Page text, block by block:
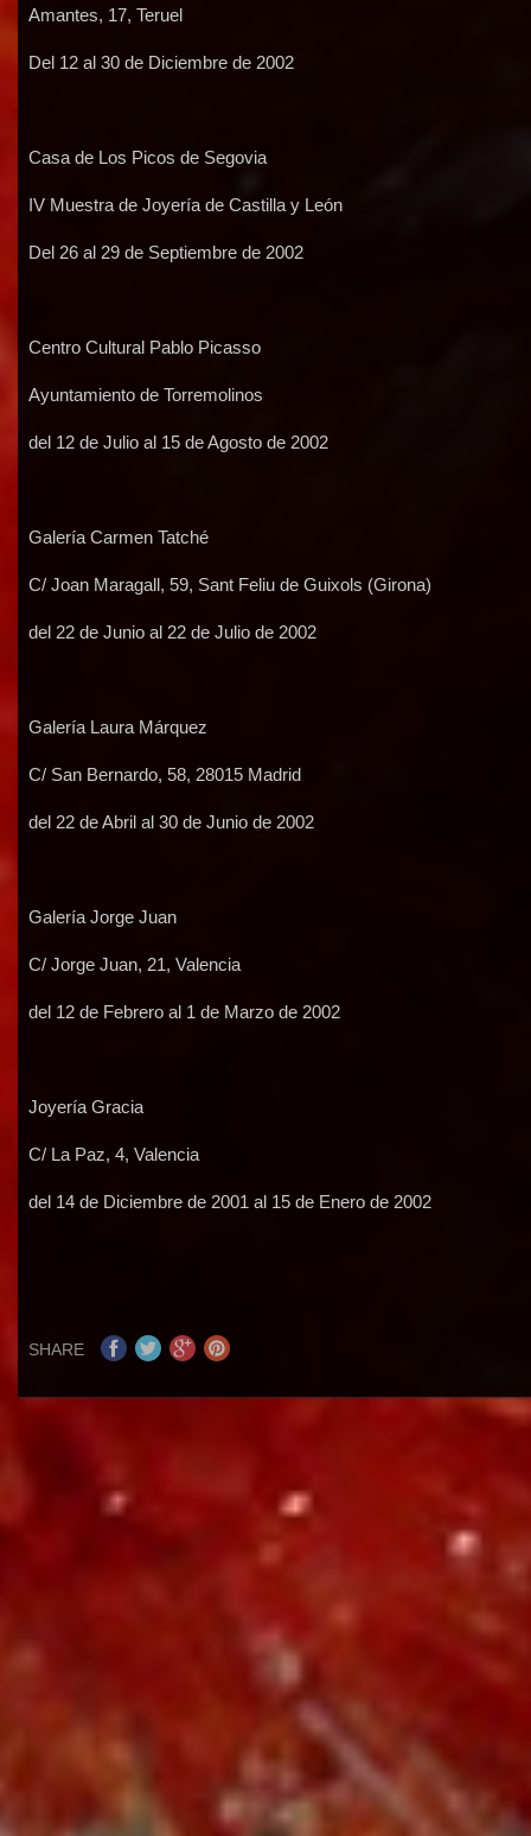
Amantes, 17, Teruel
Del 12 al 30 de Diciembre de 2002
Casa de Los Picos de Segovia
IV Muestra de Joyería de Castilla y León
Del 26 al 29 de Septiembre de 2002
Centro Cultural Pablo Picasso
Ayuntamiento de Torremolinos
del 12 de Julio al 15 de Agosto de 2002
Galería Carmen Tatché
C/ Joan Maragall, 59, Sant Feliu de Guixols (Girona)
del 22 de Junio al 22 de Julio de 2002
Galería Laura Márquez
C/ San Bernardo, 58, 28015 Madrid
del 22 de Abril al 30 de Junio de 2002
Galería Jorge Juan
C/ Jorge Juan, 21, Valencia
del 12 de Febrero al 1 de Marzo de 2002
Joyería Gracia
C/ La Paz, 4, Valencia
del 14 de Diciembre de 2001 al 15 de Enero de 2002
SHARE